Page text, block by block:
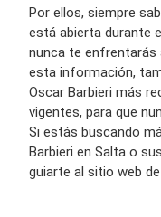
Por ellos, siempre
está abierta durante
nunca te enfrentarás
esta información,
Oscar Barbieri más
vigentes, para que
Si estás buscando
Barbieri en Salta o
guiarte al sitio web